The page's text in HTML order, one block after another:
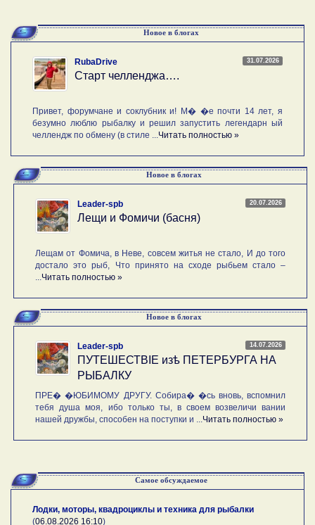
Новое в блогах
31.07.2026
RubaDrive
Старт челленджа….
Привет, форумчане и соклубник и! М� �е почти 14 лет, я
безумно люблю рыбалку и решил запустить легендарн ый
челлендж по обмену (в стиле ... Читать полностью »
Новое в блогах
20.07.2026
Leader-spb
Лещи и Фомичи (басня)
Лещам от Фомича, в Неве, совсем житья не стало, И до того
достало это рыб, Что принято на сходе рыбьем стало –
Читать полностью »
Новое в блогах
14.07.2026
Leader-spb
ПУТЕШЕСТВIE изѣ ПЕТЕРБУРГА НА
РЫБАЛКУ
ПРЕ� �ЮБИМОМУ ДРУГУ. Собира� �сь вновь, вспомнил
тебя душа моя, ибо только ты, в своем возвеличи вании
нашей дружбы, способен на поступки и ... Читать полностью »
Самое обсуждаемое
Лодки, моторы, квадроциклы и техника для рыбалки
(06.08.2026 16:10)